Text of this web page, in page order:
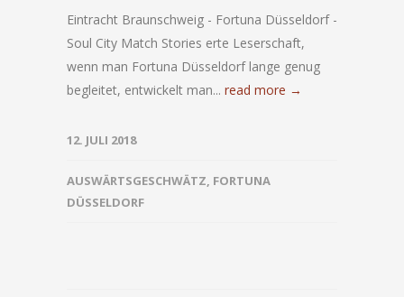
Eintracht Braunschweig - Fortuna Düsseldorf -
Soul City Match Stories erte Leserschaft,
wenn man Fortuna Düsseldorf lange genug
begleitet, entwickelt man... read more →
12. JULI 2018
AUSWÄRTSGESCHWÄTZ, FORTUNA
DÜSSELDORF